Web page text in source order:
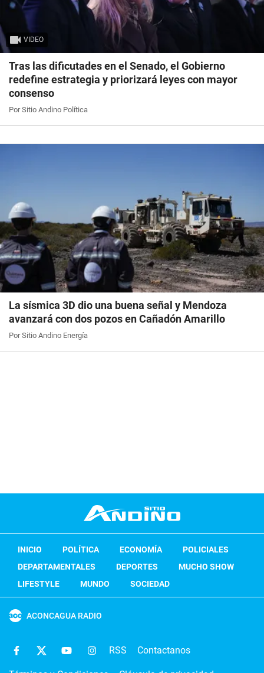
VIDEO
Tras las dificutades en el Senado, el Gobierno
redefine estrategia y priorizará leyes con mayor
consenso
Por Sitio Andino Política
La sísmica 3D dio una buena señal y Mendoza
avanzará con dos pozos en Cañadón Amarillo
Por Sitio Andino Energía
INICIO POLÍTICA ECONOMÍA
POLICIALES
DEPARTAMENTALES
DEPORTES
MUCHO SHOW
LIFESTYLE
MUNDO SOCIEDAD
ACONCAGUA RADIO
RSS Contactanos